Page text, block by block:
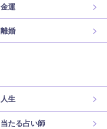
金運
離婚
人生
当たる占い師